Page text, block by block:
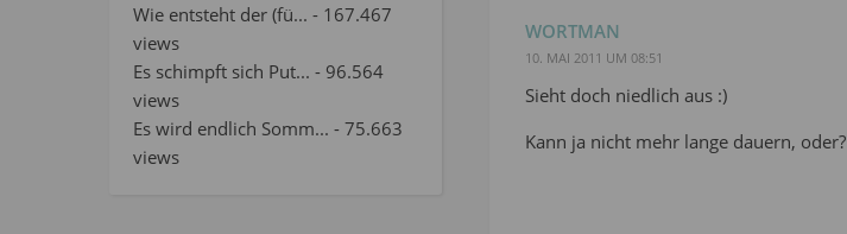
Wie entsteht der (fü... - 167.467
views
Es schimpft sich Put... - 96.564
views
Es wird endlich Somm... - 75.663
views
WORTMAN
10. MAI 2011 UM 08:51
Sieht doch niedlich aus :)
Kann ja nicht mehr lange dauern, oder?